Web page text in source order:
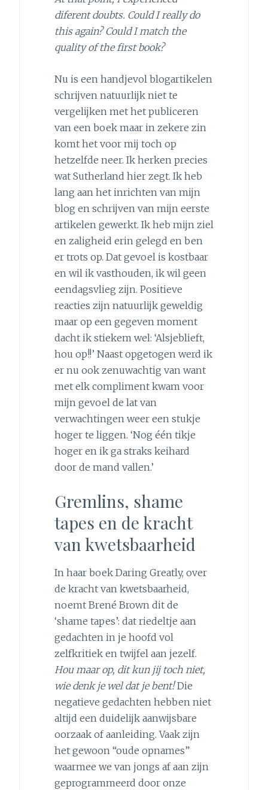
diferent doubts. Could I really do
this again? Could I match the
quality of the first book?
Nu is een handjevol blogartikelen
schrijven natuurlijk niet te
vergelijken met het publiceren
van een boek maar in zekere zin
komt het voor mij toch op
hetzelfde neer. Ik herken precies
wat Sutherland hier zegt. Ik heb
lang aan het inrichten van mijn
blog en schrijven van mijn eerste
artikelen gewerkt. Ik heb mijn ziel
en zaligheid erin gelegd en ben
er trots op. Dat gevoel is kostbaar
en wil ik vasthouden, ik wil geen
eendagsvlieg zijn. Positieve
reacties zijn natuurlijk geweldig
maar op een gegeven moment
dacht ik stiekem wel: ‘Alsjeblieft,
hou op!!’ Naast opgetogen werd ik
er nu ook zenuwachtig van want
met elk compliment kwam voor
mijn gevoel de lat van
verwachtingen weer een stukje
hoger te liggen. ‘Nog één tikje
hoger en ik ga straks keihard
door de mand vallen.’
Gremlins, shame
tapes en de kracht
van kwetsbaarheid
In haar boek Daring Greatly, over
de kracht van kwetsbaarheid,
noemt Brené Brown dit de
‘shame tapes’: dat riedeltje aan
gedachten in je hoofd vol
zelfkritiek en twijfel aan jezelf.
Hou maar op, dit kun jij toch niet,
wie denk je wel dat je bent!Die
negatieve gedachten hebben niet
altijd een duidelijk aanwijsbare
oorzaak of aanleiding. Vaak zijn
het gewoon “oude opnames”
waarmee we van jongs af aan zijn
geprogrammeerd door onze